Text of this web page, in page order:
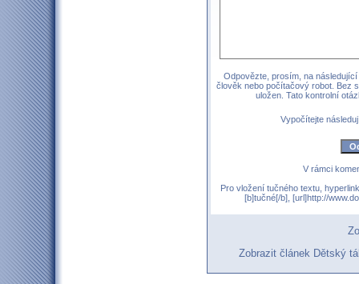
Odpovězte, prosím, na
člověk nebo počítačový robot. Bez
uložen. Tato kontrolní
Vypočítejte
V rámci
Pro vložení tučného textu,
[b]tučné[/b], [url]http://
Zobrazit článek Dětský